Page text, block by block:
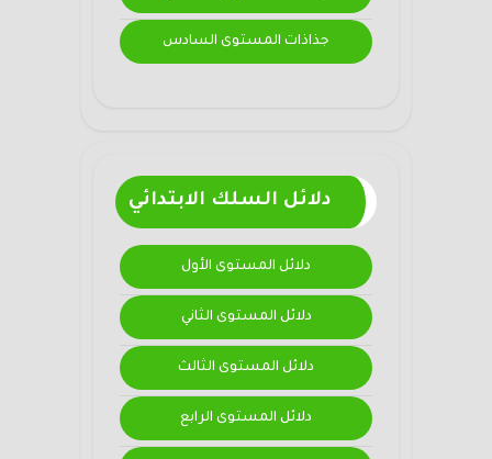
جذاذات المستوى السادس
دلائل السلك الابتدائي
دلائل المستوى الأول
دلائل المستوى الثاني
دلائل المستوى الثالث
دلائل المستوى الرابع